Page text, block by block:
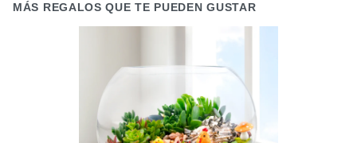
MÁS REGALOS QUE TE PUEDEN GUSTAR